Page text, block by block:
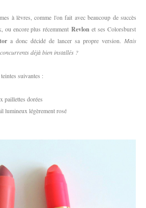
à lèvres, comme l'on fait avec beaucoup de succès
ou encore plus récemmentRevlonet ses Colorsburst
a donc décidé de lancer sa propre version. Mais
déjà bien installés ?
suivantes :
paillettes dorées
lumineux légèrement rosé